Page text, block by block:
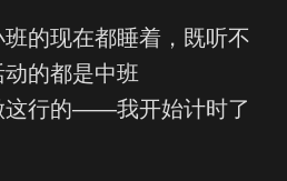
的现在都睡着，既听不
的都是中班
这行的——我开始计时了